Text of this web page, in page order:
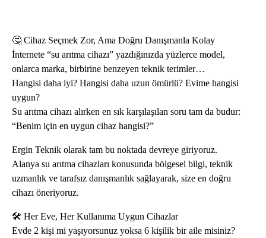
🤔 Cihaz Seçmek Zor, Ama Doğru Danışmanla Kolay
İnternete “su arıtma cihazı” yazdığınızda yüzlerce model,
onlarca marka, birbirine benzeyen teknik terimler…
Hangisi daha iyi? Hangisi daha uzun ömürlü? Evime hangisi
uygun?
Su arıtma cihazı alırken en sık karşılaşılan soru tam da budur:
“Benim için en uygun cihaz hangisi?”
Ergin Teknik olarak tam bu noktada devreye giriyoruz.
Alanya su arıtma cihazları konusunda bölgesel bilgi, teknik
uzmanlık ve tarafsız danışmanlık sağlayarak, size en doğru
cihazı öneriyoruz.
🛠️ Her Eve, Her Kullanıma Uygun Cihazlar
Evde 2 kişi mi yaşıyorsunuz yoksa 6 kişilik bir aile misiniz?